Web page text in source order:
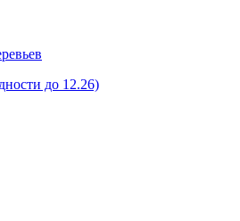
до 12.26)